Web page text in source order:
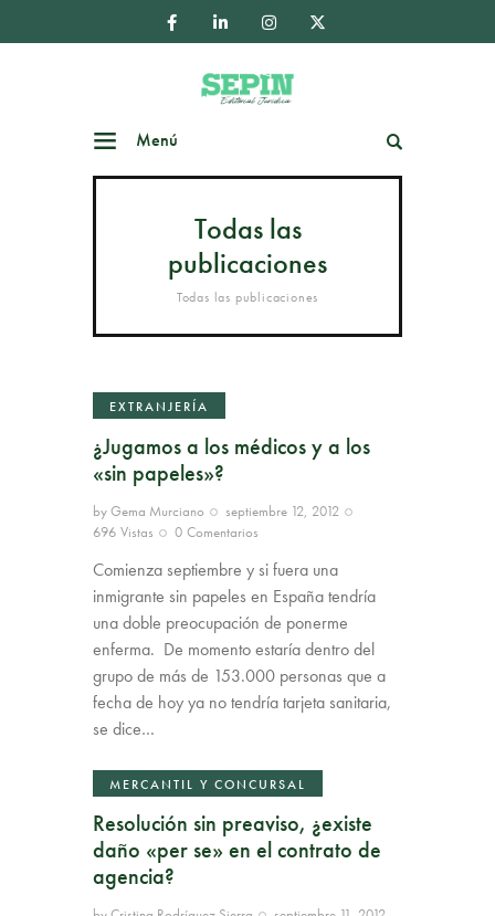
Menú
Todas las
publicaciones
Todas las publicaciones
EXTRANJERÍA
¿Jugamos a los médicos y a los
«sin papeles»?
byGema Murciano
septiembre 12, 2012
696 Vistas 0 Comentarios
Comienza septiembre y si fuera una
inmigrante sin papeles en España tendría
una doble preocupación de ponerme
enferma. De momento estaría dentro del
grupo de más de 153.000 personas que a
fecha de hoy ya no tendría tarjeta sanitaria,
se dice…
MERCANTIL Y CONCURSAL
Resolución sin preaviso, ¿existe
daño «per se» en el contrato de
agencia?